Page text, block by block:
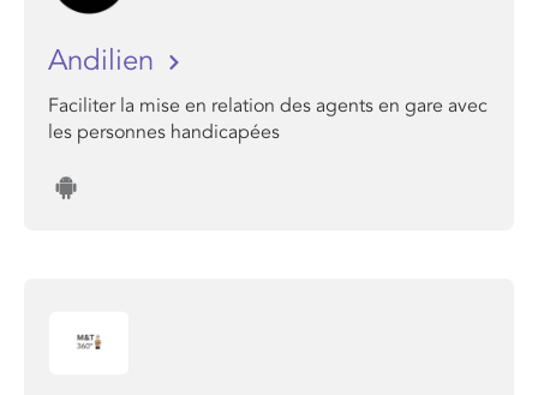
Andilien
Faciliter la mise en relation des agents en gare avec
les personnes handicapées